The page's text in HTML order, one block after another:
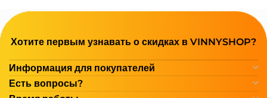
Хотите первым узнавать о скидках в VINNYSHOP?
Информация для покупателей
Есть вопросы?